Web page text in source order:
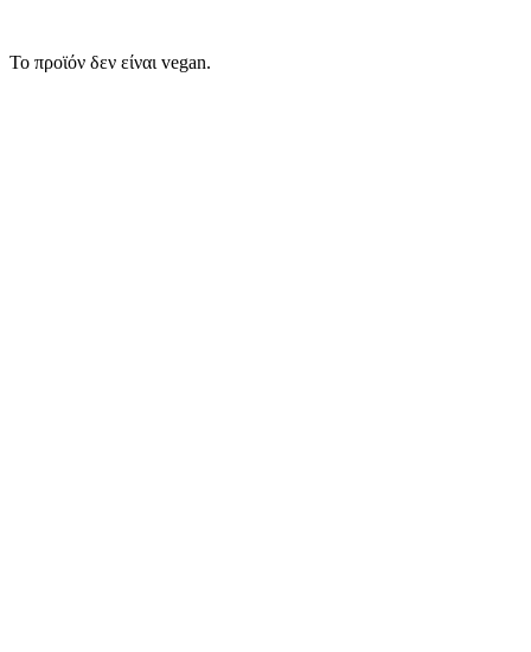
Το προϊόν δεν είναι vegan.